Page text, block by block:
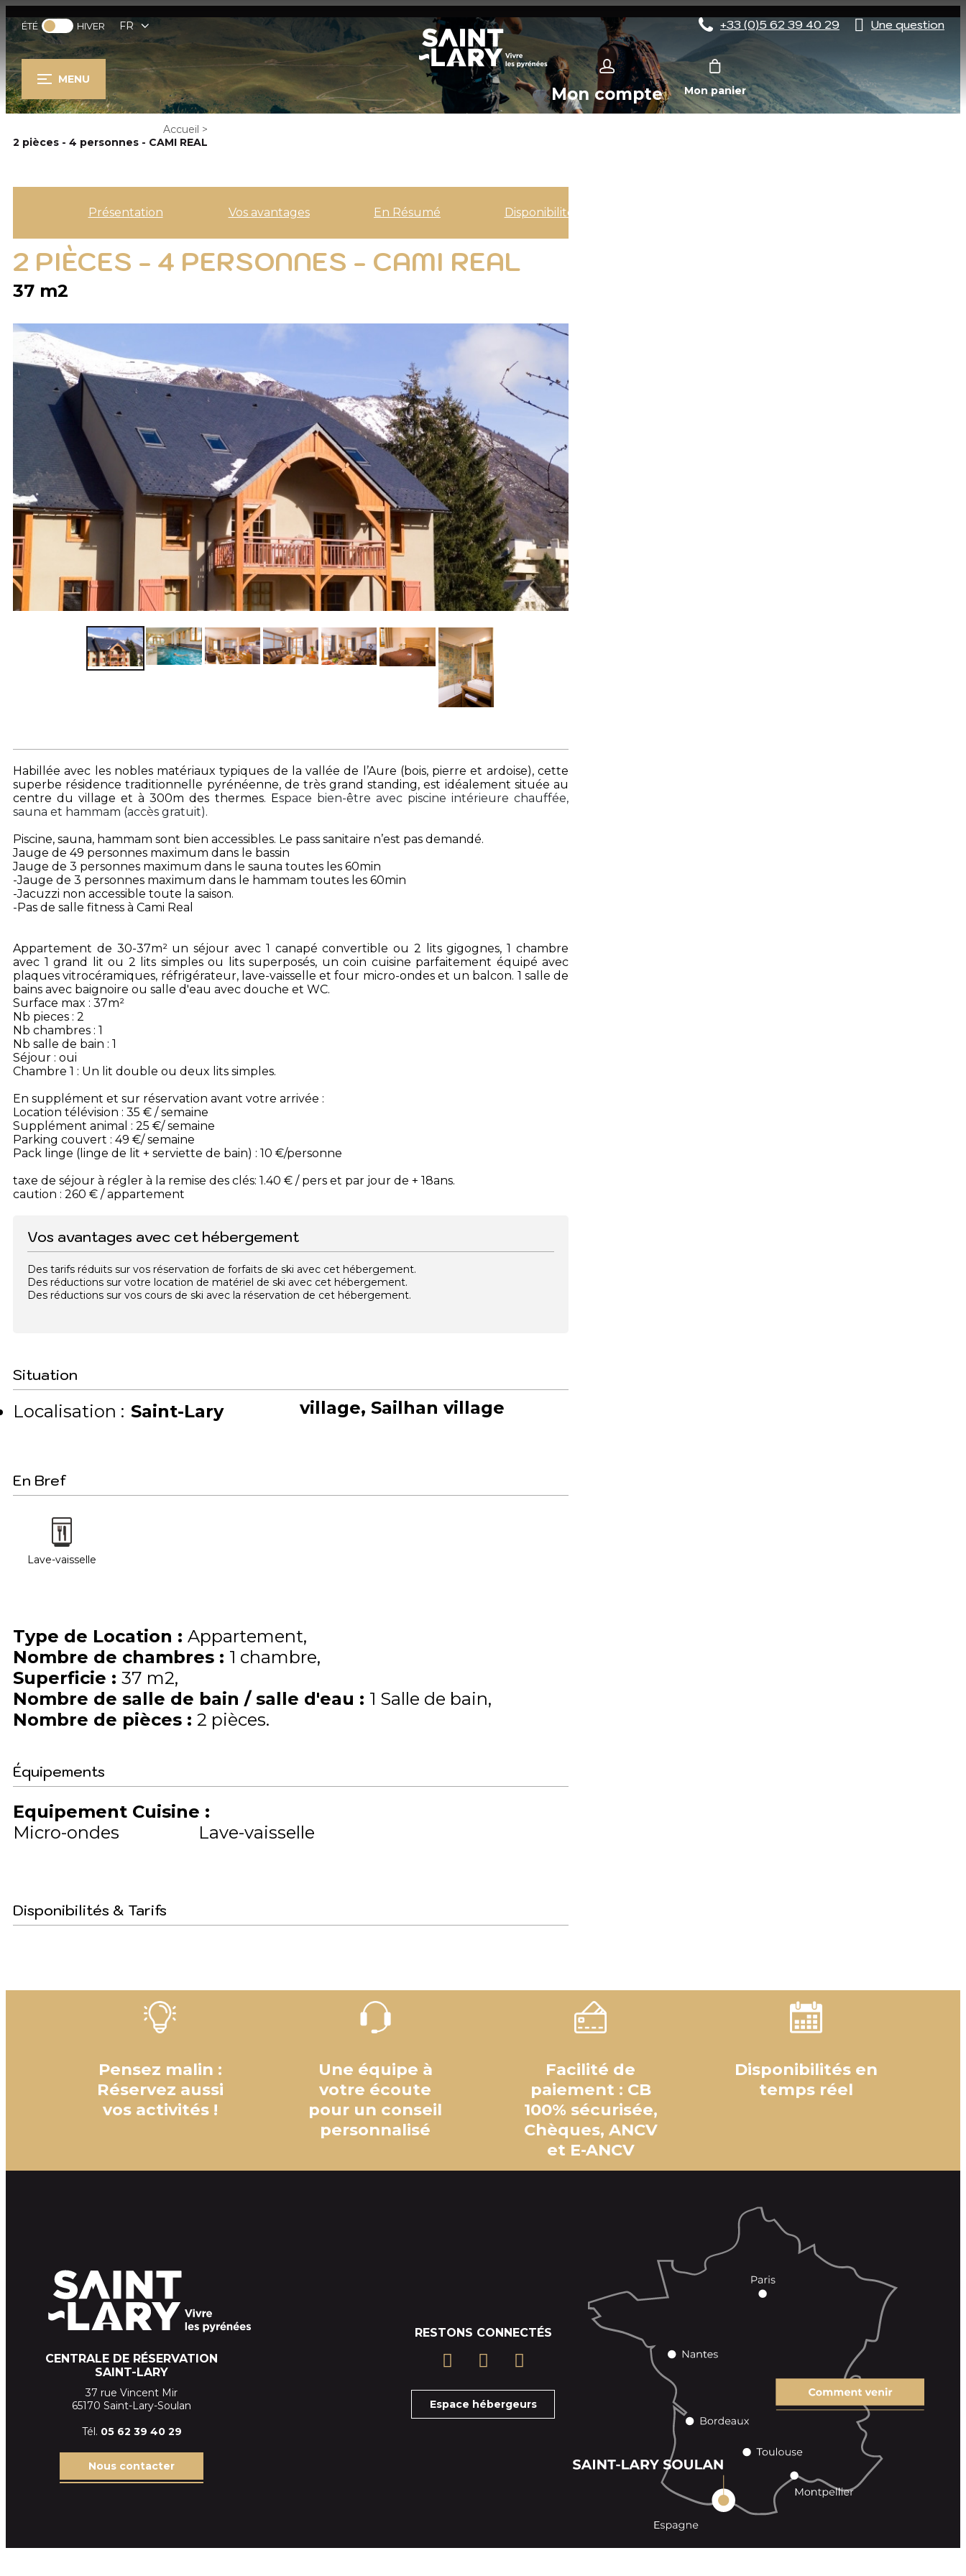
ÉTÉ HIVER FR +33 (0)5 62 39 40 29 Une question
MENU
Mon compte Mon panier
Accueil >
2 pièces - 4 personnes - CAMI REAL
Présentation Vos avantages En Résumé Disponibilités
2 PIÈCES - 4 PERSONNES - CAMI REAL
37 m2
Habillée avec les nobles matériaux typiques de la vallée de l’Aure (bois, pierre et ardoise), cette
superbe résidence traditionnelle pyrénéenne, de très grand standing, est idéalement située au
centre du village et à 300m des thermes. Espace bien-être avec piscine intérieure chauffée,
sauna et hammam (accès gratuit).
Piscine, sauna, hammam sont bien accessibles. Le pass sanitaire n’est pas demandé.
Jauge de 49 personnes maximum dans le bassin
Jauge de 3 personnes maximum dans le sauna toutes les 60min
-Jauge de 3 personnes maximum dans le hammam toutes les 60min
-Jacuzzi non accessible toute la saison.
-Pas de salle fitness à Cami Real
Appartement de 30-37m² un séjour avec 1 canapé convertible ou 2 lits gigognes, 1 chambre
avec 1 grand lit ou 2 lits simples ou lits superposés, un coin cuisine parfaitement équipé avec
plaques vitrocéramiques, réfrigérateur, lave-vaisselle et four micro-ondes et un balcon. 1 salle de
bains avec baignoire ou salle d'eau avec douche et WC.
Surface max : 37m²
Nb pieces : 2
Nb chambres : 1
Nb salle de bain : 1
Séjour : oui
Chambre 1 : Un lit double ou deux lits simples.
En supplément et sur réservation avant votre arrivée :
Location télévision : 35 € / semaine
Supplément animal : 25 €/ semaine
Parking couvert : 49 €/ semaine
Pack linge (linge de lit + serviette de bain) : 10 €/personne
taxe de séjour à régler à la remise des clés: 1.40 € / pers et par jour de + 18ans.
caution : 260 € / appartement
Vos avantages avec cet hébergement
Des tarifs réduits sur vos réservation de forfaits de ski avec cet hébergement.
Des réductions sur votre location de matériel de ski avec cet hébergement.
Des réductions sur vos cours de ski avec la réservation de cet hébergement.
Situation
Localisation : Saint-Lary village Sailhan village
En Bref
Lave-vaisselle
Type de Location : Appartement
Nombre de chambres : 1 chambre
Superficie : 37 m2
Nombre de salle de bain / salle d'eau : 1 Salle de bain
Nombre de pièces : 2 pièces
Équipements
Equipement Cuisine :
Micro-ondes
Lave-vaisselle
Disponibilités & Tarifs
Pensez malin :
Réservez aussi
vos activités !
Une équipe à
votre écoute
pour un conseil
personnalisé
Facilité de
paiement : CB
100% sécurisée,
Chèques, ANCV
et E-ANCV
Disponibilités en
temps réel
CENTRALE DE RÉSERVATION
SAINT-LARY
37 rue Vincent Mir
65170 Saint-Lary-Soulan
Tél. 05 62 39 40 29
Nous contacter
RESTONS CONNECTÉS
Espace hébergeurs